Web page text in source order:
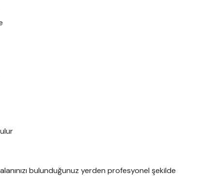
bulunduğunuz yerden profesyonel şekilde